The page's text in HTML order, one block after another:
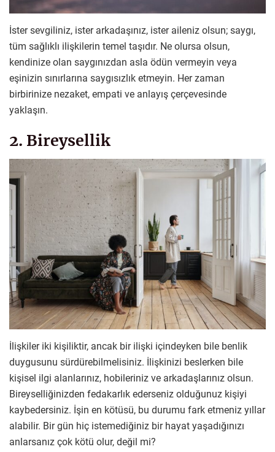
İster sevgiliniz, ister arkadaşınız, ister aileniz olsun; saygı,
tüm sağlıklı ilişkilerin temel taşıdır. Ne olursa olsun,
kendinize olan saygınızdan asla ödün vermeyin veya
eşinizin sınırlarına saygısızlık etmeyin. Her zaman
birbirinize nezaket, empati ve anlayış çerçevesinde
yaklaşın.
2. Bireysellik
İlişkiler iki kişiliktir, ancak bir ilişki içindeyken bile benlik
duygusunu sürdürebilmelisiniz. İlişkinizi beslerken bile
kişisel ilgi alanlarınız, hobileriniz ve arkadaşlarınız olsun.
Bireyselliğinizden fedakarlık ederseniz olduğunuz kişiyi
kaybedersiniz. İşin en kötüsü, bu durumu fark etmeniz yıllar
alabilir. Bir gün hiç istemediğiniz bir hayat yaşadığınızı
anlarsanız çok kötü olur, değil mi?